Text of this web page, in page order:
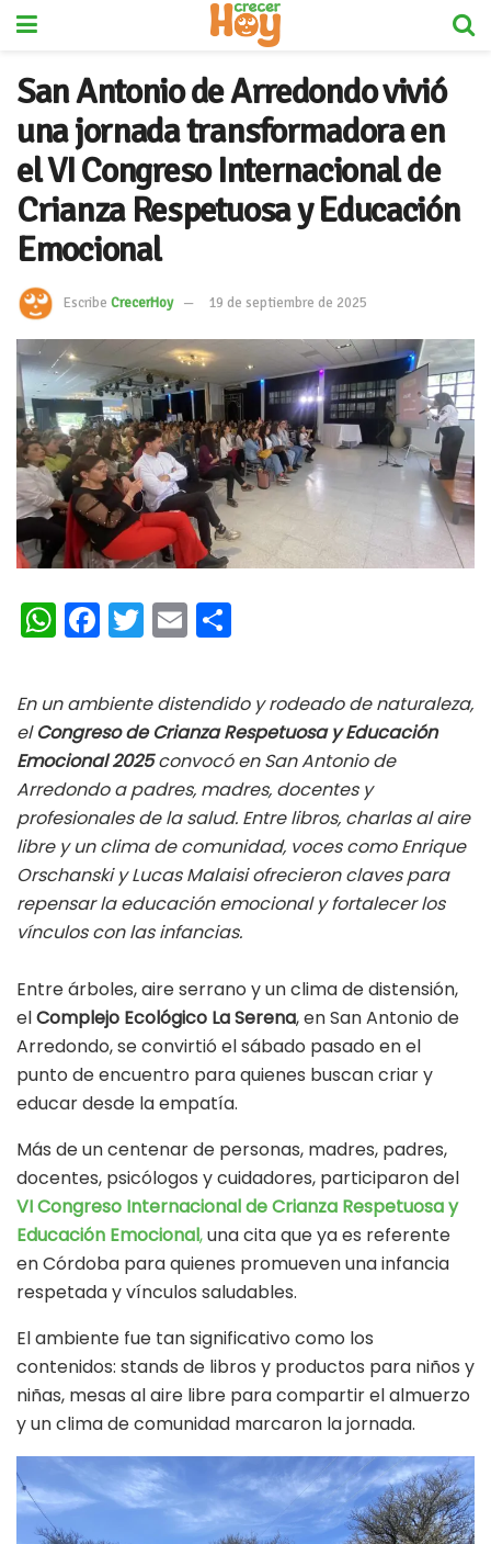
San Antonio de Arredondo vivió
una jornada transformadora en
el VI Congreso Internacional de
Crianza Respetuosa y Educación
Emocional
Escribe CrecerHoy 19 de septiembre de 2025
W
at
s
A
p
p
Fa
b
oo
k
T
tt
er
E
ai
l
m
p
ar
ti
r
En un ambiente distendido y rodeado de naturaleza,
elCongreso de Crianza Respetuosa y Educación
Emocional 2025convocó en San Antonio de
Arredondo a padres, madres, docentes y
profesionales de la salud. Entre libros, charlas al aire
libre y un clima de comunidad, voces como Enrique
Orschanski y Lucas Malaisi ofrecieron claves para
repensar la educación emocional y fortalecer los
vínculos con las infancias.
Entre árboles, aire serrano y un clima de distensión,
elComplejo Ecológico La Serena, en San Antonio de
Arredondo, se convirtió el sábado pasado en el
punto de encuentro para quienes buscan criar y
educar desde la empatía.
Más de un centenar de personas, madres, padres,
docentes, psicólogos y cuidadores, participaron del
VI Congreso Internacional de Crianza Respetuosa y
Educación Emocional,una cita que ya es referente
en Córdoba para quienes promueven una infancia
respetada y vínculos saludables.
El ambiente fue tan significativo como los
contenidos: stands de libros y productos para niños y
niñas, mesas al aire libre para compartir el almuerzo
y un clima de comunidad marcaron la jornada.